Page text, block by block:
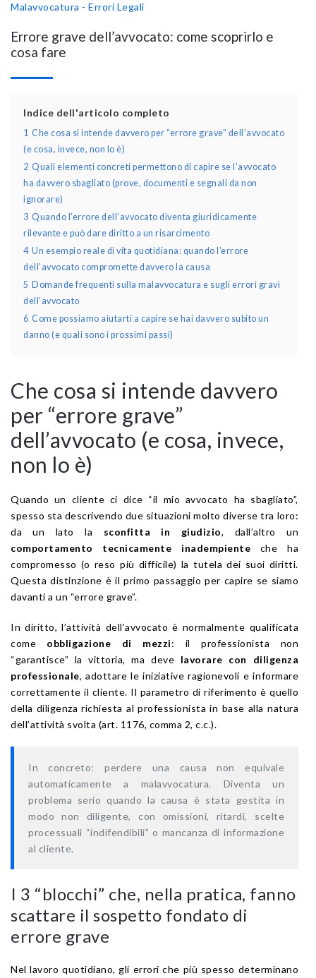
Malavvocatura - Errori Legali
Errore grave dell’avvocato: come scoprirlo e
cosa fare
Indice dell'articolo completo
1 Che cosa si intende davvero per “errore grave” dell’avvocato
(e cosa, invece, non lo è)
2 Quali elementi concreti permettono di capire se l’avvocato
ha davvero sbagliato (prove, documenti e segnali da non
ignorare)
3 Quando l’errore dell’avvocato diventa giuridicamente
rilevante e può dare diritto a un risarcimento
4 Un esempio reale di vita quotidiana: quando l’errore
dell’avvocato compromette davvero la causa
5 Domande frequenti sulla malavvocatura e sugli errori gravi
dell’avvocato
6 Come possiamo aiutarti a capire se hai davvero subito un
danno (e quali sono i prossimi passi)
Che cosa si intende davvero
per “errore grave”
dell’avvocato (e cosa, invece,
non lo è)
Quando un cliente ci dice “il mio avvocato ha sbagliato”,
spesso sta descrivendo due situazioni molto diverse tra loro:
da un lato la sconfitta in giudizio, dall’altro un
comportamento tecnicamente inadempiente che ha
compromesso (o reso più difficile) la tutela dei suoi diritti.
Questa distinzione è il primo passaggio per capire se siamo
davanti a un “errore grave”.
In diritto, l’attività dell’avvocato è normalmente qualificata
come obbligazione di mezzi: il professionista non
“garantisce” la vittoria, ma deve lavorare con diligenza
professionale, adottare le iniziative ragionevoli e informare
correttamente il cliente. Il parametro di riferimento è quello
della diligenza richiesta al professionista in base alla natura
dell’attività svolta (art. 1176, comma 2, c.c.).
In concreto: perdere una causa non equivale
automaticamente a malavvocatura. Diventa un
problema serio quando la causa è stata gestita in
modo non diligente, con omissioni, ritardi, scelte
processuali “indifendibili” o mancanza di informazione
al cliente.
I 3 “blocchi” che, nella pratica, fanno
scattare il sospetto fondato di
errore grave
Nel lavoro quotidiano, gli errori che più spesso determinano